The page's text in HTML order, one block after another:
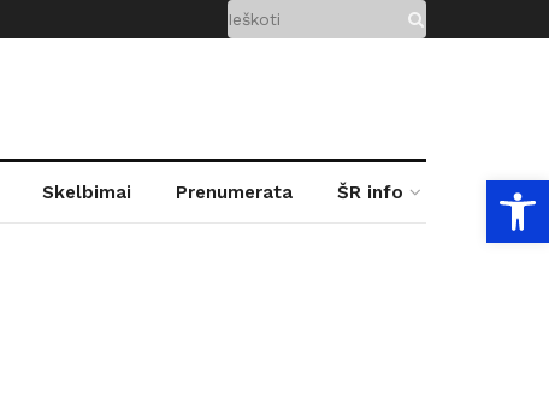
Skelbimai Prenumerata ŠR info